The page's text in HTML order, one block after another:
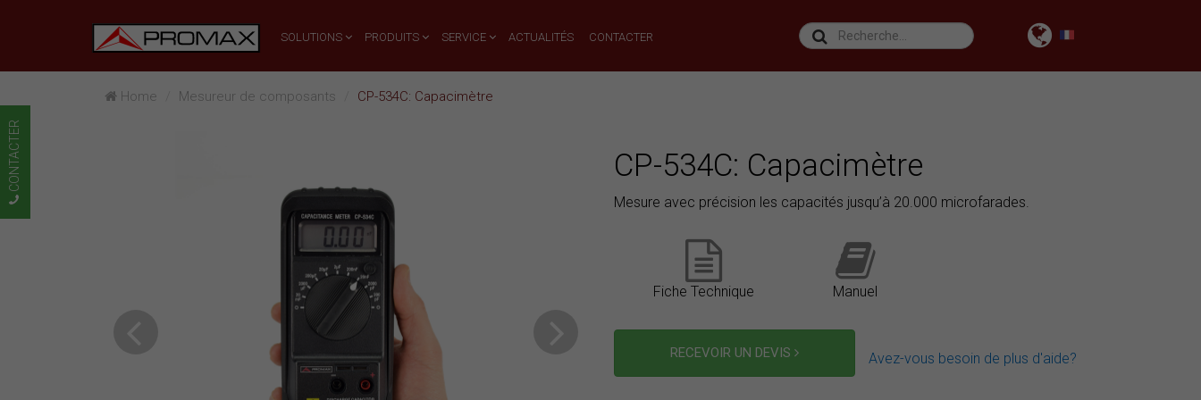
SOLUTIONS PRODUITS SERVICE ACTUALITÉS CONTACTER
Home Mesureur de composants CP-534C: Capacimètre
CP-534C: Capacimètre
Mesure avec précision les capacités jusqu’à 20.000 microfarades.
Fiche Technique Manuel
RECEVOIR UN DEVIS Avez-vous besoin de plus d'aide?
CONTACTER